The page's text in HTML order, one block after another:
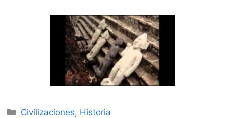
Categorías
Civilizaciones, Historia